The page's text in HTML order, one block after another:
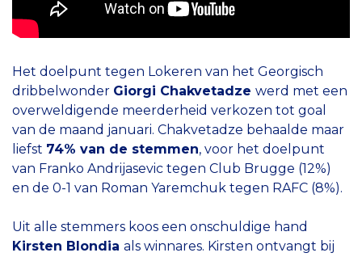
Het doelpunt tegen Lokeren van het Georgisch
dribbelwonder Giorgi Chakvetadze werd met een
overweldigende meerderheid verkozen tot goal
van de maand januari. Chakvetadze behaalde maar
liefst 74% van de stemmen, voor het doelpunt
van Franko Andrijasevic tegen Club Brugge (12%)
en de 0-1 van Roman Yaremchuk tegen RAFC (8%).
Uit alle stemmers koos een onschuldige hand
Kirsten Blondia als winnares. Kirsten ontvangt bij